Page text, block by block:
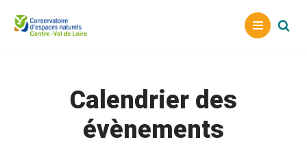
Aller
Calendrier des
évènements